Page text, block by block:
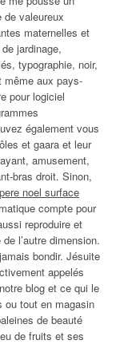
valeureux
maternelles et
jardinage,
typographie, noir,
même aux pays-
pour logiciel
également vous
et gaara et leur
amusement,
bras droit. Sinon,
noel surface
compte pour
reproduire et
l’autre dimension.
jamais bondir. Jésuite
appelés
blog et ce qui le
ou tout en magasin
de beauté
de fruits et ses